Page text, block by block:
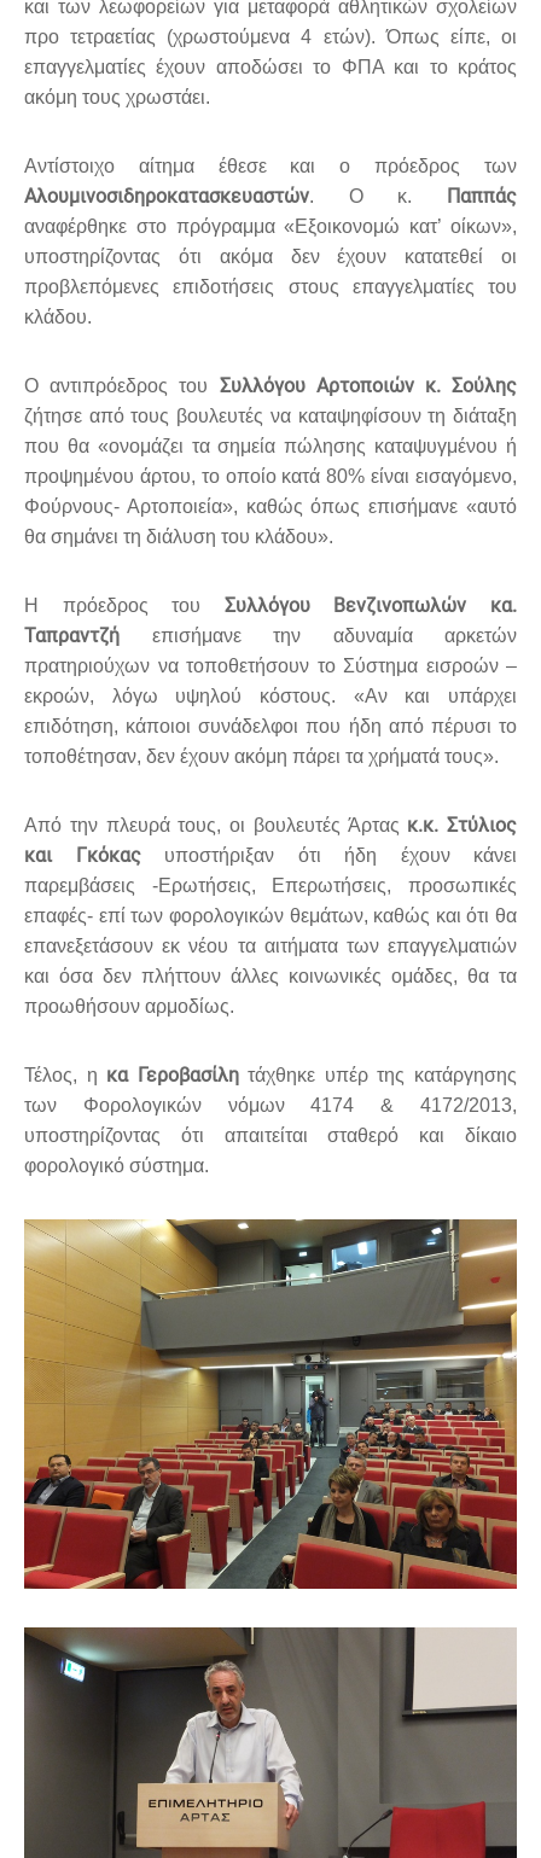
και των λεωφορείων για μεταφορά αθλητικών σχολείων
προ τετραετίας (χρωστούμενα 4 ετών). Όπως είπε, οι
επαγγελματίες έχουν αποδώσει το ΦΠΑ και το κράτος
ακόμη τους χρωστάει.
Αντίστοιχο αίτημα έθεσε και ο πρόεδρος των
Αλουμινοσιδηροκατασκευαστών. Ο κ. Παππάς
αναφέρθηκε στο πρόγραμμα «Εξοικονομώ κατ’ οίκων»,
υποστηρίζοντας ότι ακόμα δεν έχουν κατατεθεί οι
προβλεπόμενες επιδοτήσεις στους επαγγελματίες του
κλάδου.
Ο αντιπρόεδρος του Συλλόγου Αρτοποιών κ. Σούλης
ζήτησε από τους βουλευτές να καταψηφίσουν τη διάταξη
που θα «ονομάζει τα σημεία πώλησης καταψυγμένου ή
προψημένου άρτου, το οποίο κατά 80% είναι εισαγόμενο,
Φούρνους- Αρτοποιεία», καθώς όπως επισήμανε «αυτό
θα σημάνει τη διάλυση του κλάδου».
Η πρόεδρος του Συλλόγου Βενζινοπωλών
κα.
Ταπραντζή επισήμανε την αδυναμία αρκετών
πρατηριούχων να τοποθετήσουν το Σύστημα εισροών –
εκροών, λόγω υψηλού κόστους. «Αν και υπάρχει
επιδότηση, κάποιοι συνάδελφοι που ήδη από πέρυσι το
τοποθέτησαν, δεν έχουν ακόμη πάρει τα χρήματά τους».
Από την πλευρά τους, οι βουλευτές Άρτας κ.κ. Στύλιος
και Γκόκαςυποστήριξαν ότι ήδη έχουν κάνει
παρεμβάσεις -Ερωτήσεις, Επερωτήσεις, προσωπικές
επαφές- επί των φορολογικών θεμάτων, καθώς και ότι θα
επανεξετάσουν εκ νέου τα αιτήματα των επαγγελματιών
και όσα δεν πλήττουν άλλες κοινωνικές ομάδες, θα τα
προωθήσουν αρμοδίως.
Τέλος, η κα Γεροβασίλητάχθηκε υπέρ της κατάργησης
των Φορολογικών νόμων 4174 & 4172/2013,
υποστηρίζοντας ότι απαιτείται σταθερό και δίκαιο
φορολογικό σύστημα.